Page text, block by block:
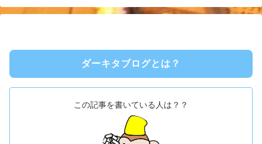
ダーキタブログとは？
この記事を書いている人は？？